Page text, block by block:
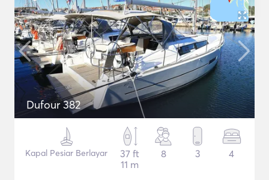
Dufour 382
Kapal Pesiar Berlayar
37 ft
11 m
8 3 4